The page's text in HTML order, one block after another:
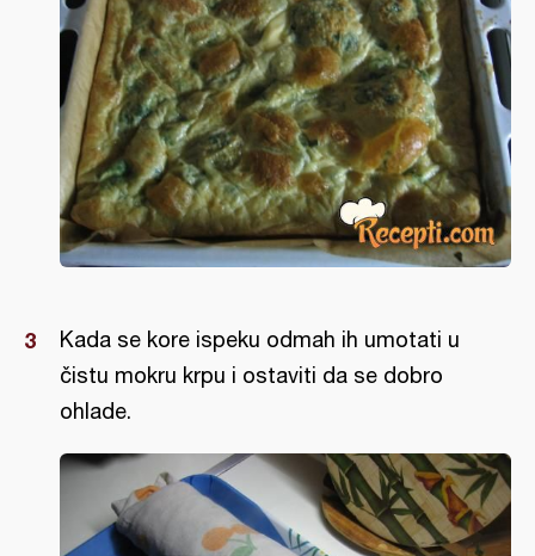
Kada se kore ispeku odmah ih umotati u
čistu mokru krpu i ostaviti da se dobro
ohlade.